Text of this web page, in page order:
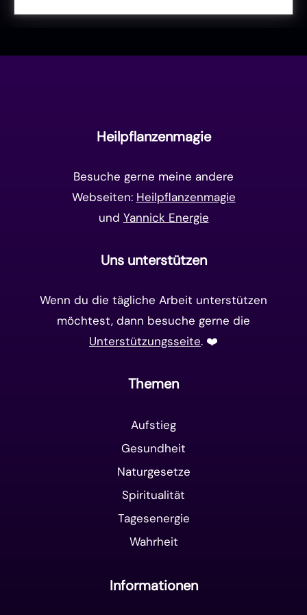
Heilpflanzenmagie
Besuche gerne meine andere
Webseiten: Heilpflanzenmagie
und Yannick Energie
Uns unterstützen
Wenn du die tägliche Arbeit unterstützen
möchtest, dann besuche gerne die
Unterstützungsseite. ❤️️
Themen
Aufstieg
Gesundheit
Naturgesetze
Spiritualität
Tagesenergie
Wahrheit
Informationen